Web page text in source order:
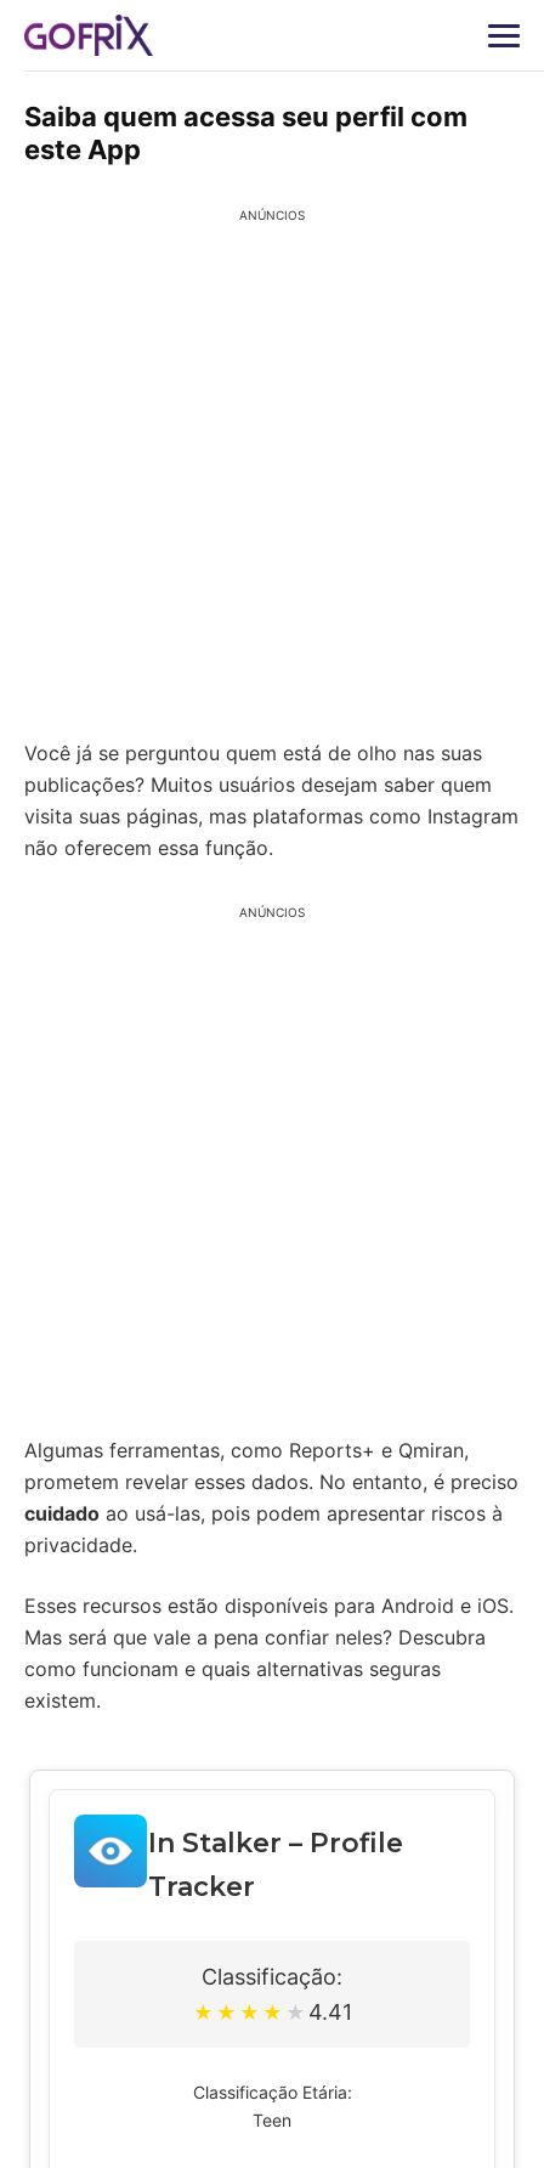
Saiba quem acessa seu perfil com
este App
ANÚNCIOS
Você já se perguntou quem está de olho nas suas
publicações? Muitos usuários desejam saber quem
visita suas páginas, mas plataformas como Instagram
não oferecem essa função.
ANÚNCIOS
Algumas ferramentas, como Reports+ e Qmiran,
prometem revelar esses dados. No entanto, é preciso
cuidado ao usá-las, pois podem apresentar riscos à
privacidade.
Esses recursos estão disponíveis para Android e iOS.
Mas será que vale a pena confiar neles? Descubra
como funcionam e quais alternativas seguras
existem.
In Stalker – Profile
Tracker
Classificação:
★ ★ ★ ★ ★ 4.41
Classificação Etária:
Teen